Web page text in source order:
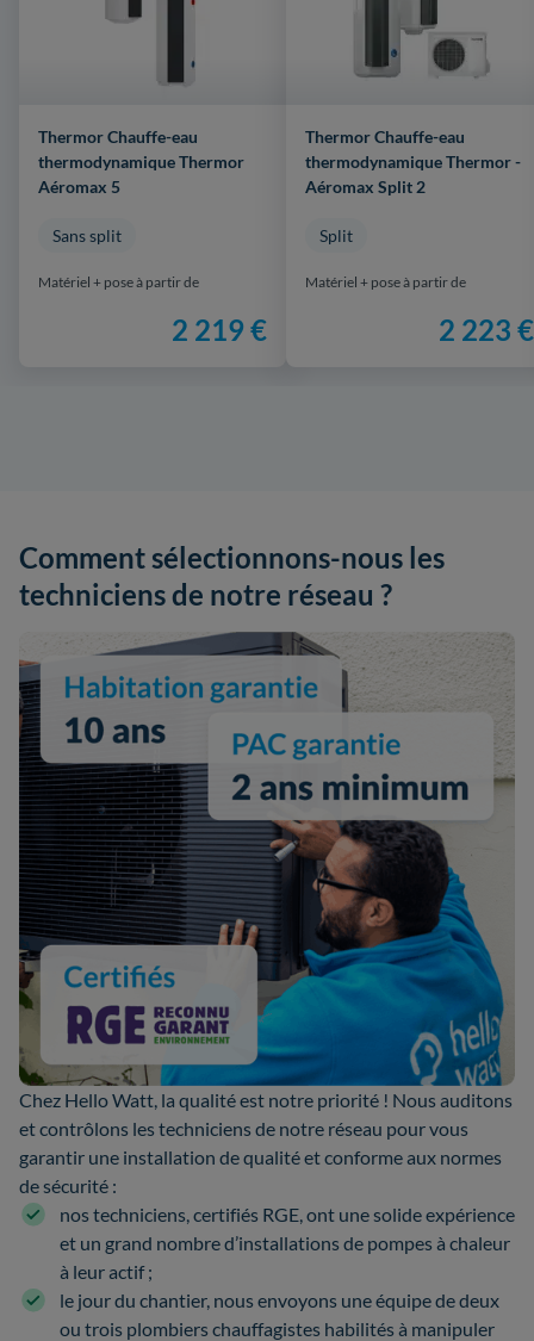
Thermor Chauffe-eau
thermodynamique Thermor
Aéromax 5
Sans split
Matériel + pose à partir de
2 219 €
Thermor Chauffe-eau
thermodynamique Thermor -
Aéromax Split 2
Split
Matériel + pose à partir de
2 223 €
Comment sélectionnons-nous les
techniciens de notre réseau ?
Chez Hello Watt, la qualité est notre priorité ! Nous auditons
et contrôlons les techniciens de notre réseau pour vous
garantir une installation de qualité et conforme aux normes
de sécurité :
nos techniciens, certifiés RGE, ont une solide expérience
et un grand nombre d’installations de pompes à chaleur
à leur actif ;
le jour du chantier, nous envoyons une équipe de deux
ou trois plombiers chauffagistes habilités à manipuler